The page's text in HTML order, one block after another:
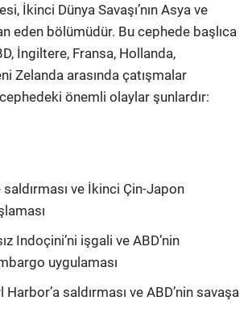
İkinci Dünya Savaşı’nın Asya ve
eden bölümüdür. Bu cephede başlıca
İngiltere, Fransa, Hollanda,
Zelanda arasında çatışmalar
önemli olaylar şunlardır:
saldırması ve İkinci Çin-Japon
Indoçini’ni işgali ve ABD’nin
uygulaması
Harbor’a saldırması ve ABD’nin savaşa